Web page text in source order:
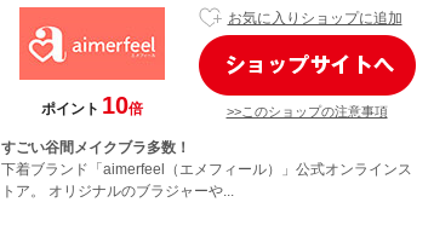
ポイント 10倍
お気に入りショップに追加
>>このショップの注意事項
すごい谷間メイクブラ多数！
下着ブランド「aimerfeel（エメフィール）」公式オンラインス
トア。 オリジナルのブラジャーや...